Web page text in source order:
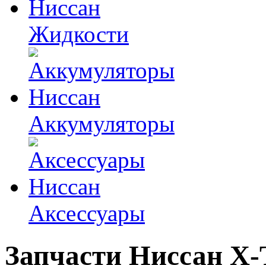
Жидкости
Аккумуляторы
Аксессуары
Запчасти Ниссан